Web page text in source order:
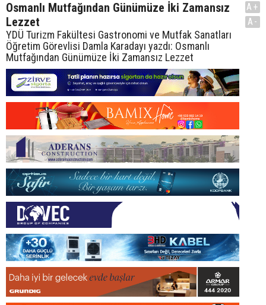
Osmanlı Mutfağından Günümüze İki Zamansız
Lezzet
YDÜ Turizm Fakültesi Gastronomi ve Mutfak Sanatları
Öğretim Görevlisi Damla Karadayı yazdı: Osmanlı
Mutfağından Günümüze İki Zamansız Lezzet
A+
A-